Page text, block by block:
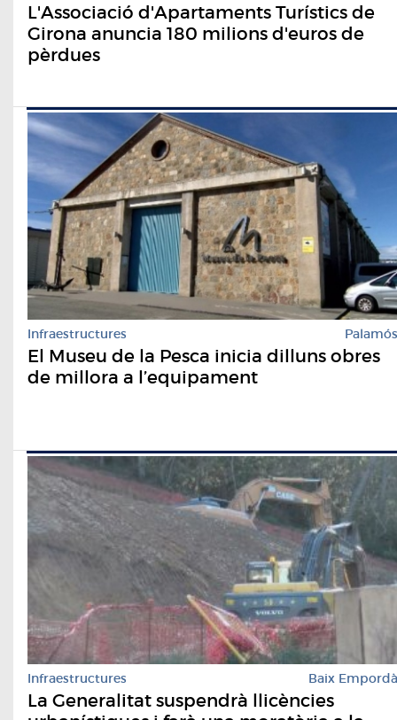
L'Associació d'Apartaments Turístics de
Girona anuncia 180 milions d'euros de
pèrdues
Infraestructures Palamós
El Museu de la Pesca inicia dilluns obres
de millora a l’equipament
Infraestructures Baix Empordà
La Generalitat suspendrà llicències